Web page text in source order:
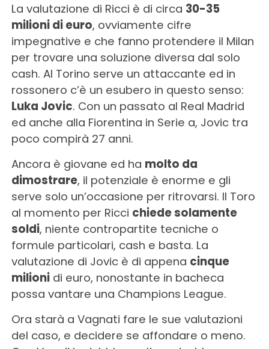
La valutazione di Ricci è di circa 30-35
milioni di euro, ovviamente cifre
impegnative e che fanno protendere il Milan
per trovare una soluzione diversa dal solo
cash. Al Torino serve un attaccante ed in
rossonero c’è un esubero in questo senso:
Luka Jovic. Con un passato al Real Madrid
ed anche alla Fiorentina in Serie a, Jovic tra
poco compirà 27 anni.
Ancora è giovane ed ha molto da
dimostrare, il potenziale è enorme e gli
serve solo un’occasione per ritrovarsi. Il Toro
al momento per Ricci chiede solamente
soldi, niente contropartite tecniche o
formule particolari, cash e basta. La
valutazione di Jovic è di appena cinque
milionidi euro, nonostante in bacheca
possa vantare una Champions League.
Ora starà a Vagnati fare le sue valutazioni
del caso, e decidere se affondare o meno.